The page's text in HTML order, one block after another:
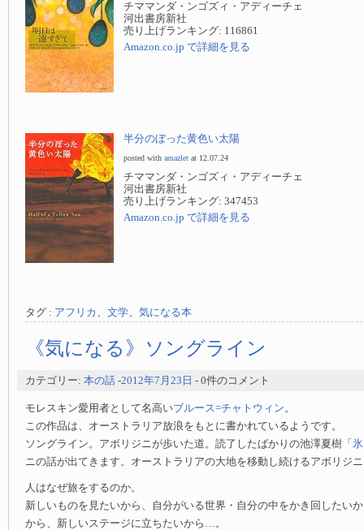
チママンダ・ンゴズィ・アディーチェ
河出書房新社
売り上げランキング: 116861
Amazon.co.jp で詳細を見る
半分のぼった黄色い太陽
posted with amazlet at 12.07.24
チママンダ・ンゴズィ・アディーチェ
河出書房新社
売り上げランキング: 347453
Amazon.co.jp で詳細を見る
タグ : アフリカ 、 文学、 気になる本
《気になる》ソングライン
カテゴリー: 本の話 -2012年7月23日 - 0件のコメント
モレスキン愛用者として名高いブルース=チャトウィン。
この作品は、オーストラリア放浪をもとに書かれているようです。
ソングライン。アボリジニが歩いた道。読了したばかりの池澤夏樹「
ニの話が出てきます。オーストラリアの大地を移動し続けるアボリジ
人はなぜ旅をするのか。
新しいものを見たいから、自分がいる世界・自分の中をかき回したい
から、新しいステージに立ちたいから…。